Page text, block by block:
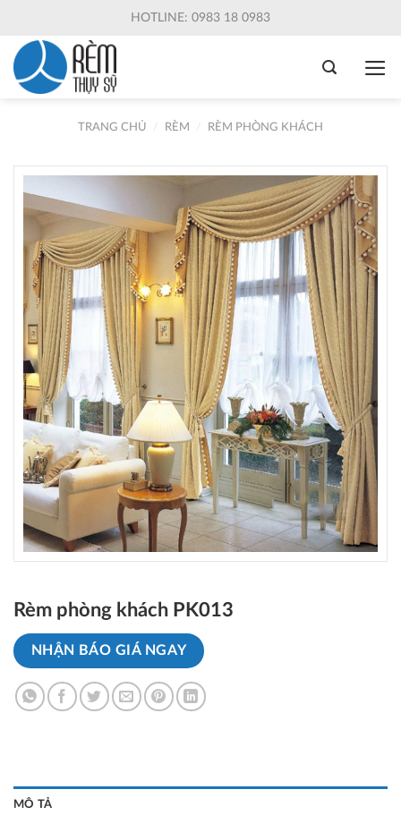
content
HOTLINE: 0983 18 0983
TRANG CHỦ RÈM RÈM PHÒNG KHÁCH
Rèm phòng khách PK013
NHẬN BÁO GIÁ NGAY
MÔ TẢ